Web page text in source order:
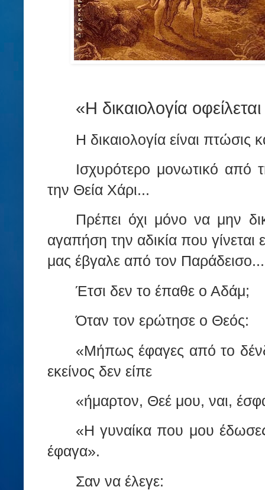
«Η δικαιολογία
Η δικαιολογία είναι
Ισχυρότερο μονωτικό από
την Θεία Χάρι...
Πρέπει όχι μόνο να μην
αγαπήση την αδικία που γίνεται
μας έβγαλε από τον Παράδεισο...
Έτσι δεν το έπαθε ο Αδάμ;
Όταν τον ερώτησε ο Θεός:
«Μήπως έφαγες από το
εκείνος δεν είπε
«ήμαρτον, Θεέ μου, ναι,
«Η γυναίκα που μου
έφαγα».
Σαν να έλεγε: